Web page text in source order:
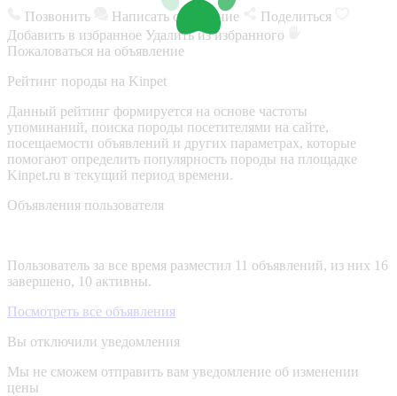
Позвонить Написать сообщение
Поделиться
Добавить в избранное Удалить из избранного
Пожаловаться на объявление
Рейтинг породы на Kinpet
Данный рейтинг формируется на основе частоты
упоминаний, поиска породы посетителями на сайте,
посещаемости объявлений и других параметрах, которые
помогают определить популярность породы на площадке
Kinpet.ru в текущий период времени.
Объявления пользователя
Пользователь за все время разместил 11 объявлений, из них 16
завершено, 10 активны.
Посмотреть все объявления
Вы отключили уведомления
Мы не сможем отправить вам уведомление об изменении
цены